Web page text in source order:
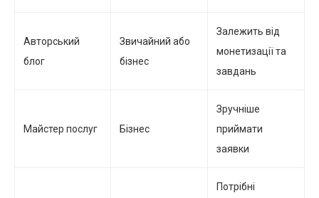
Авторський
блог
Звичайний або
бізнес
Залежить від
монетизації та
завдань
Майстер послуг Бізнес
Зручніше
приймати
заявки
Потрібні